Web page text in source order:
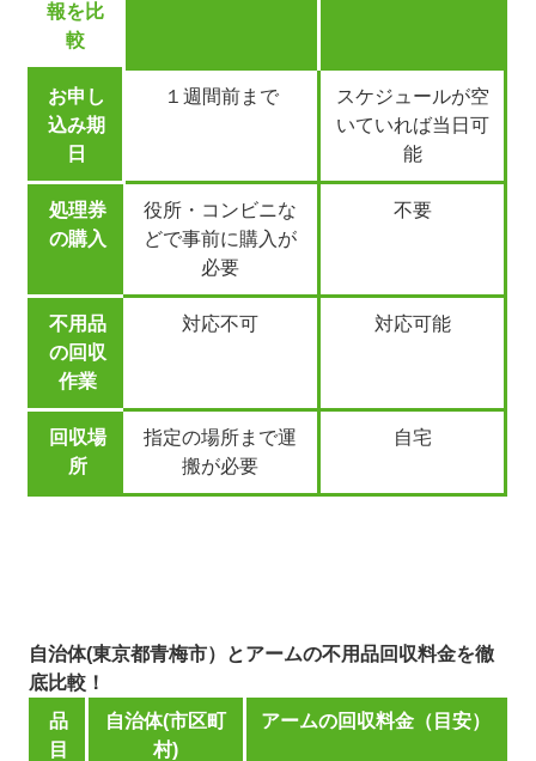
報を比
較
お申し
込み期
日
１週間前まで
スケジュールが空
いていれば当日可
能
処理券
の購入
役所・コンビニな
どで事前に購入が
必要
不要
不用品
の回収
作業
対応不可 対応可能
回収場
所
指定の場所まで運
搬が必要
自宅
自治体(東京都青梅市）とアームの不用品回収料金を徹
底比較！
品
目
自治体(市区町
村)
アームの回収料金（目安）